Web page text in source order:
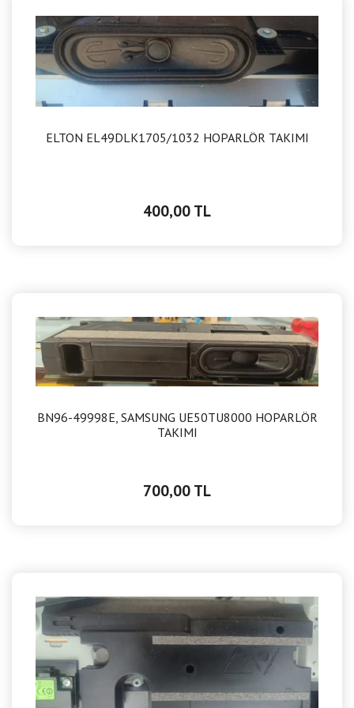
ELTON EL49DLK1705/1032 HOPARLÖR TAKIMI
400,00 TL
BN96-49998E, SAMSUNG UE50TU8000 HOPARLÖR
TAKIMI
700,00 TL